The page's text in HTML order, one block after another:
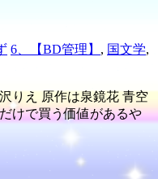
6、【BD管理】 , 国文学,
りえ 原作は泉鏡花 青空
けで買う価値があるや